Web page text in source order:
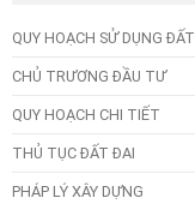
QUY HOẠCH SỬ DỤNG ĐẤT
CHỦ TRƯƠNG ĐẦU TƯ
QUY HOẠCH CHI TIẾT
THỦ TỤC ĐẤT ĐAI
PHÁP LÝ XÂY DỰNG